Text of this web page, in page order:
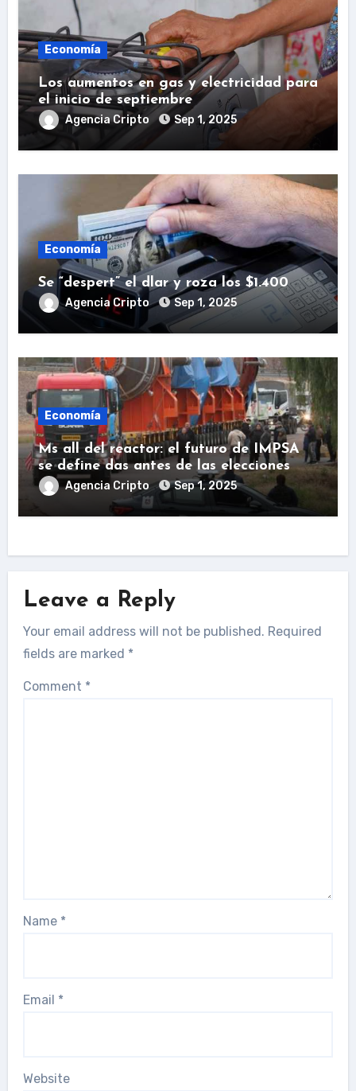
Economía
Los aumentos en gas y electricidad para
el inicio de septiembre
Agencia Cripto Sep 1, 2025
Economía
Se “despert” el dlar y roza los $1.400
Agencia Cripto Sep 1, 2025
Economía
Ms all del reactor: el futuro de IMPSA
se define das antes de las elecciones
Agencia Cripto Sep 1, 2025
Leave a Reply
Your email address will not be published. Required
fields are marked *
Comment *
Name *
Email *
Website